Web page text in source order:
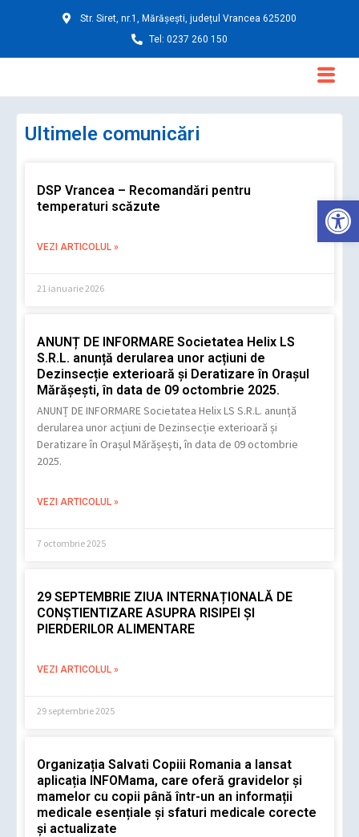
Deschide
Str. Siret, nr.1, Mărășești, județul Vrancea 625200
Tel: 0237 260 150
Main
Menu
Ultimele comunicări
DSP Vrancea – Recomandări pentru
temperaturi scăzute
VEZI ARTICOLUL »
21 ianuarie 2026
ANUNȚ DE INFORMARE Societatea Helix LS
S.R.L. anunță derularea unor acțiuni de
Dezinsecție exterioară și Deratizare în Orașul
Mărășești, în data de 09 octombrie 2025.
ANUNȚ DE INFORMARE Societatea Helix LS S.R.L. anunță
derularea unor acțiuni de Dezinsecție exterioară și
Deratizare în Orașul Mărășești, în data de 09 octombrie
2025.
VEZI ARTICOLUL »
7 octombrie 2025
29 SEPTEMBRIE ZIUA INTERNAȚIONALĂ DE
CONȘTIENTIZARE ASUPRA RISIPEI ȘI
PIERDERILOR ALIMENTARE
VEZI ARTICOLUL »
29 septembrie 2025
Organizația Salvati Copiii Romania a lansat
aplicația INFOMama, care oferă gravidelor și
mamelor cu copii până într-un an informații
medicale esențiale și sfaturi medicale corecte
și actualizate